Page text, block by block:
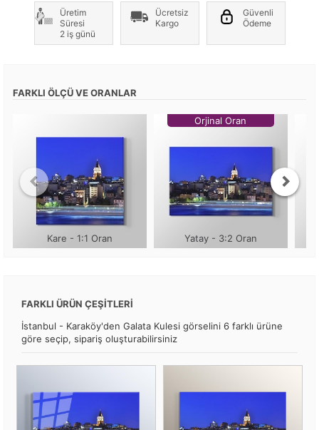
Üretim
Süresi
2 iş günü
Ücretsiz
Kargo
Güvenli
Ödeme
FARKLI ÖLÇÜ VE ORANLAR
Kare - 1:1 Oran
Orjinal Oran
Yatay - 3:2 Oran
FARKLI ÜRÜN ÇEŞİTLERİ
İstanbul - Karaköy'den Galata Kulesi görselini 6 farklı ürüne
göre seçip, sipariş oluşturabilirsiniz